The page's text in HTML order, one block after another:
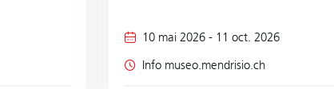
10 mai 2026 - 11 oct. 2026
Info museo.mendrisio.ch